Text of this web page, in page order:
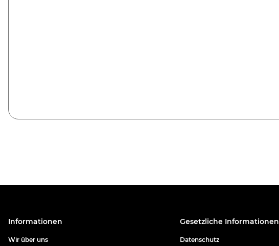
Informationen
Wir über uns
Gesetzliche Informationen
Datenschutz